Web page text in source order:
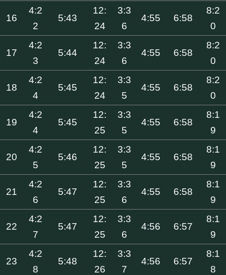
16
4:2
2
5:43
12:
24
3:3
6
4:55 6:58
8:2
0
17
4:2
3
5:44
12:
24
3:3
6
4:55 6:58
8:2
0
18
4:2
4
5:45
12:
24
3:3
5
4:55 6:58
8:2
0
19
4:2
4
5:45
12:
25
3:3
5
4:55 6:58
8:1
9
20
4:2
5
5:46
12:
25
3:3
5
4:55 6:58
8:1
9
21
4:2
6
5:47
12:
25
3:3
6
4:55 6:58
8:1
9
22
4:2
7
5:47
12:
25
3:3
6
4:56 6:57
8:1
9
23
4:2
8
5:48
12:
26
3:3
7
4:56 6:57
8:1
8